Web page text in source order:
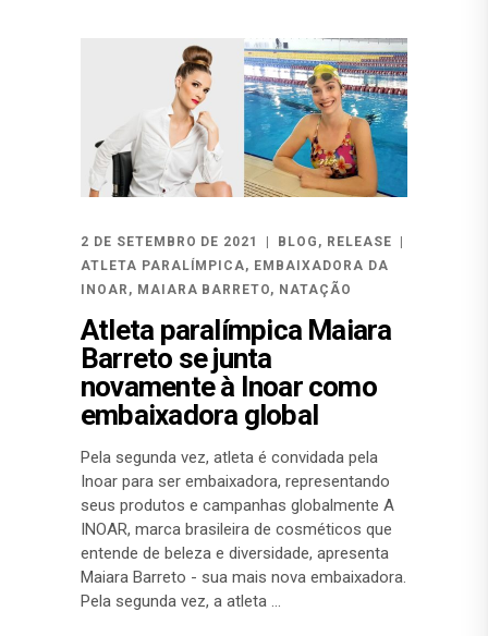
2 DE SETEMBRO DE 2021 BLOG , RELEASE
ATLETA PARALÍMPICA, EMBAIXADORA DA
INOAR , MAIARA BARRETO, NATAÇÃO
Atleta paralímpica Maiara
Barreto se junta
novamente à Inoar como
embaixadora global
Pela segunda vez, atleta é convidada pela
Inoar para ser embaixadora, representando
seus produtos e campanhas globalmente A
INOAR, marca brasileira de cosméticos que
entende de beleza e diversidade, apresenta
Maiara Barreto - sua mais nova embaixadora.
Pela segunda vez, a atleta